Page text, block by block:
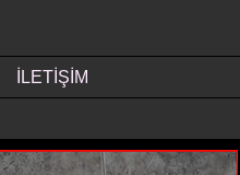
İLETİŞİM